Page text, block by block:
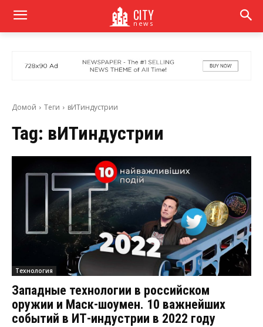
CITY
news
Домой Теги вИТиндустрии
Tag: вИТиндустрии
Технология
Западные технологии в российском
оружии и Маск-шоумен. 10 важнейших
событий в ИТ-индустрии в 2022 году